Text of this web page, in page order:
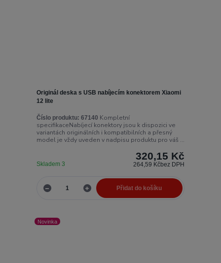
Originál deska s USB nabíjecím konektorem Xiaomi
12 lite
Číslo produktu: 67140 Kompletní
specifikaceNabíjecí konektory jsou k dispozici ve
variantách originálních i kompatibilních a přesný
model je vždy uveden v nadpisu produktu pro váš ...
320,15 Kč
264,59 Kčbez DPH
Skladem 3
Přidat do košíku
Novinka